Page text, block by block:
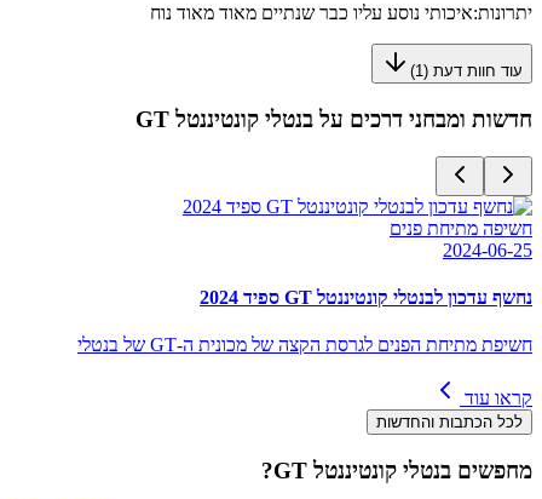
יתרונות:איכותי נוסע עליו כבר שנתיים מאוד מאוד נוח
עוד חוות דעת (1
)
חדשות ומבחני דרכים על בנטלי קונטיננטל GT
חשיפה מתיחת פנים
2024-06-25
נחשף עדכון לבנטלי קונטיננטל GT ספיד 2024
חשיפת מתיחת הפנים לגרסת הקצה של מכונית ה-GT של בנטלי
קראו עוד
לכל הכתבות והחדשות
מחפשים בנטלי קונטיננטל GT ?